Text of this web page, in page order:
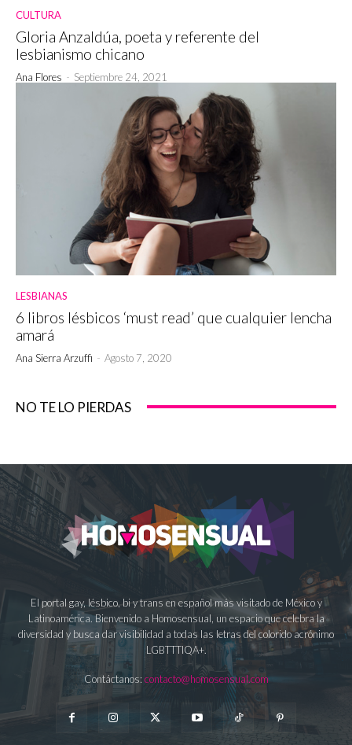
CULTURA
Gloria Anzaldúa, poeta y referente del
lesbianismo chicano
Ana Flores - Septiembre 24, 2021
LESBIANAS
6 libros lésbicos ‘must read’ que cualquier lencha
amará
Ana Sierra Arzuffi - Agosto 7, 2020
NO TE LO PIERDAS
El portal gay, lésbico, bi y trans en español más visitado de México y
Latinoamérica. Bienvenido a Homosensual, un espacio que celebra la
diversidad y busca dar visibilidad a todas las letras del colorido acrónimo
LGBTTTIQA+.
Contáctanos: contacto@homosensual.com